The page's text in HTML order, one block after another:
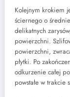
Kolejnym krokiem
ściernego o
delikatnych
powierzchni.
powierzchni,
płytki. Po
odkurzenie całej
powstałe w trakcie